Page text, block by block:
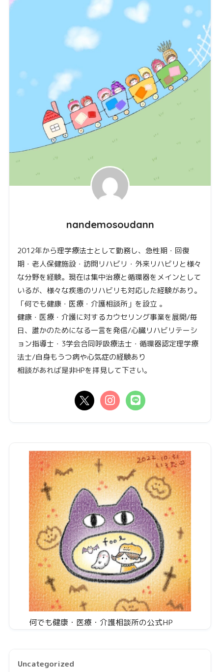
nandemosoudann
2012年から理学療法士として勤務し、急性期・回復
期・老人保健施設・訪問リハビリ・外来リハビリと様々
な分野を経験。現在は集中治療と循環器をメインとして
いるが、様々な疾患のリハビリも対応した経験があり。
「何でも健康・医療・介護相談所」を設立 。
健康・医療・介護に対するカウセリング事業を展開/毎
日、誰かのためになる一言を発信/心臓リハビリテーシ
ョン指導士・3学会合同呼吸療法士・循環器認定理学療
法士/自身もうつ病や心気症の経験あり
相談があれば是非HPを拝見して下さい。
何でも健康・医療・介護相談所の公式HP
Uncategorized